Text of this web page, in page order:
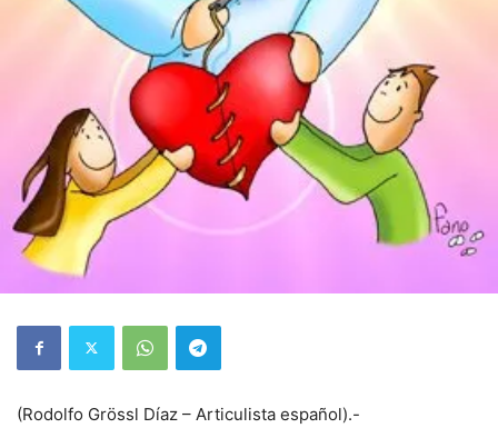
(Rodolfo Grössl Díaz – Articulista español).-